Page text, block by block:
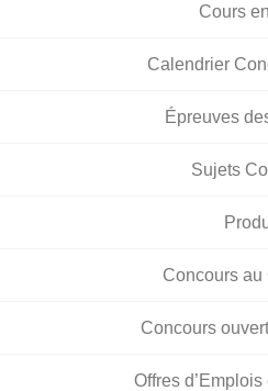
Cours
Calendrier
Épreuves
Sujets
Concours au
Concours
Offres